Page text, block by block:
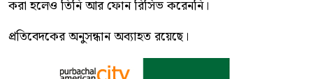
করা হলেও তিনি আর ফোন রিসিভ করেননি।
প্রতিবেদকের অনুসন্ধান অব্যাহত রয়েছে।